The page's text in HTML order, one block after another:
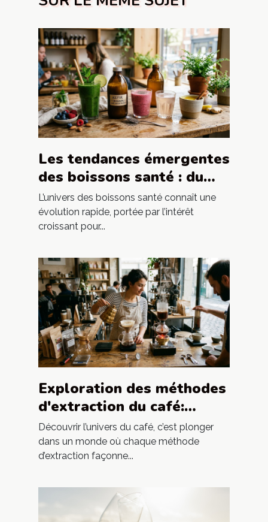
Les tendances émergentes
des boissons santé : du
smoothie au kéfir
L’univers des boissons santé connaît une
évolution rapide, portée par l’intérêt
croissant pour...
Exploration des méthodes
d'extraction du café:
Impact sur l'arôme
Découvrir l’univers du café, c’est plonger
dans un monde où chaque méthode
d’extraction façonne...